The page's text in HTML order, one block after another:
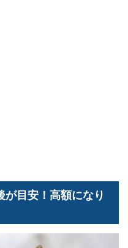
目安！高額になり